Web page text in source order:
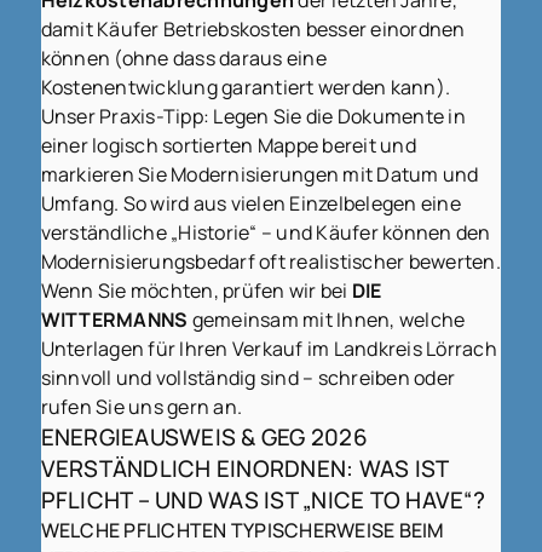
damit Käufer Betriebskosten besser einordnen
können (ohne dass daraus eine
Kostenentwicklung garantiert werden kann).
Unser Praxis-Tipp: Legen Sie die Dokumente in
einer logisch sortierten Mappe bereit und
markieren Sie Modernisierungen mit Datum und
Umfang. So wird aus vielen Einzelbelegen eine
verständliche „Historie“ – und Käufer können den
Modernisierungsbedarf oft realistischer bewerten.
Wenn Sie möchten, prüfen wir bei DIE
WITTERMANNS gemeinsam mit Ihnen, welche
Unterlagen für Ihren Verkauf im Landkreis Lörrach
sinnvoll und vollständig sind – schreiben oder
rufen Sie uns gern an.
ENERGIEAUSWEIS & GEG 2026
VERSTÄNDLICH EINORDNEN: WAS IST
PFLICHT – UND WAS IST „NICE TO HAVE“?
WELCHE PFLICHTEN TYPISCHERWEISE BEIM